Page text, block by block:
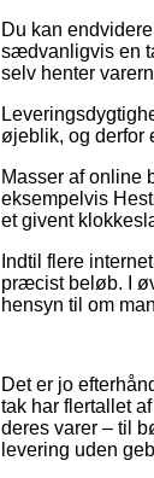
Du kan
sædvanligvis en
selv henter
øjeblik, og derfor
Masser af online
eksempelvis
et givent
Indtil flere
præcist beløb. I
hensyn til om
Det er jo
tak har flertallet
deres varer – til
levering uden